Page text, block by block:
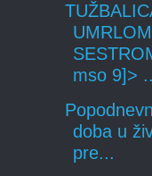
UMRLOM
mso 9]>
doba u
pre...